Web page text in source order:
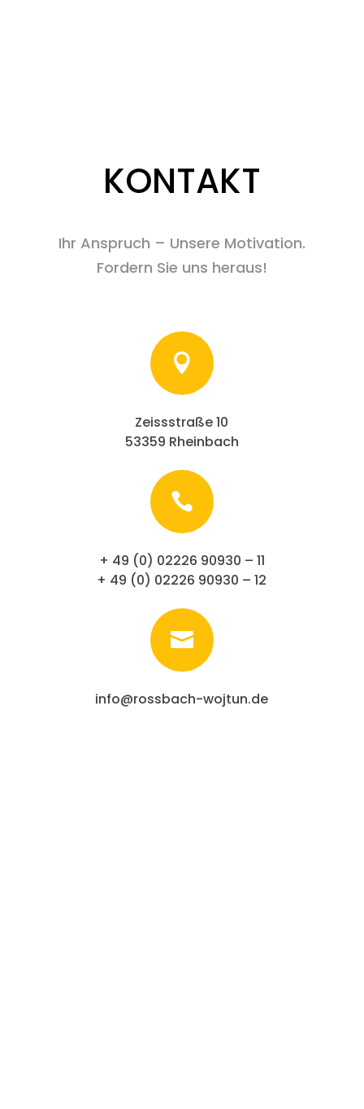
KONTAKT
Ihr Anspruch – Unsere Motivation.
Fordern Sie uns heraus!

Zeissstraße 10
53359 Rheinbach

+ 49 (0) 02226 90930 – 11
+ 49 (0) 02226 90930 – 12

info@rossbach-wojtun.de